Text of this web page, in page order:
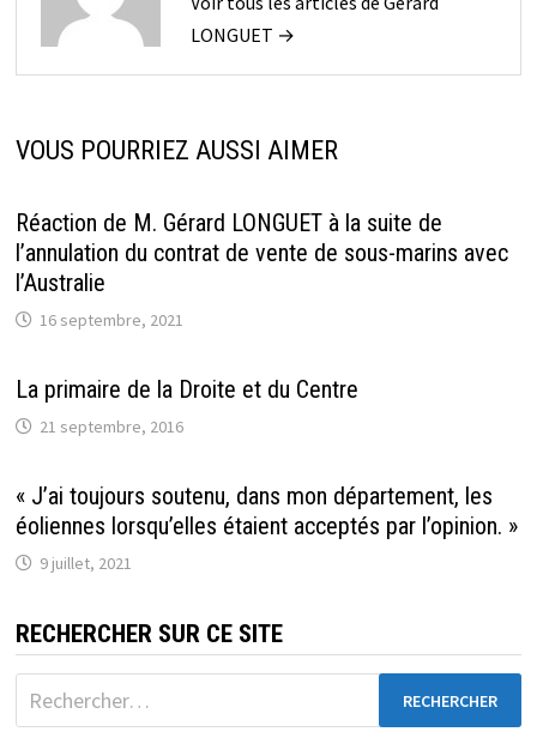
LONGUET →
VOUS POURRIEZ AUSSI AIMER
Réaction de M. Gérard LONGUET à la suite de
l’annulation du contrat de vente de sous-marins avec
l’Australie
16 septembre, 2021
La primaire de la Droite et du Centre
21 septembre, 2016
« J’ai toujours soutenu, dans mon département, les
éoliennes lorsqu’elles étaient acceptés par l’opinion. »
9 juillet, 2021
RECHERCHER SUR CE SITE
Rechercher :